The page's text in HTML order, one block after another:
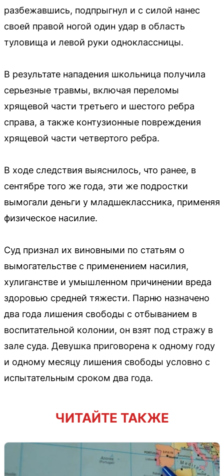
разбежавшись, подпрыгнул и с силой нанес
своей правой ногой один удар в область
туловища и левой руки одноклассницы.
В результате нападения школьница получила
серьезные травмы, включая переломы
хрящевой части третьего и шестого ребра
справа, а также контузионные повреждения
хрящевой части четвертого ребра.
В ходе следствия выяснилось, что ранее, в
сентябре того же года, эти же подростки
вымогали деньги у младшеклассника, применяя
физическое насилие.
Суд признал их виновными по статьям о
вымогательстве с применением насилия,
хулиганстве и умышленном причинении вреда
здоровью средней тяжести. Парню назначено
два года лишения свободы с отбыванием в
воспитательной колонии, он взят под стражу в
зале суда. Девушка приговорена к одному году
и одному месяцу лишения свободы условно с
испытательным сроком два года.
ЧИТАЙТЕ ТАКЖЕ